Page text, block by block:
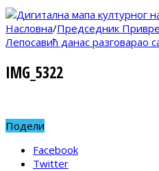
Насловна/Председник
Лепосавић данас разговарао
IMG_5322
Подели
Facebook
Twitter